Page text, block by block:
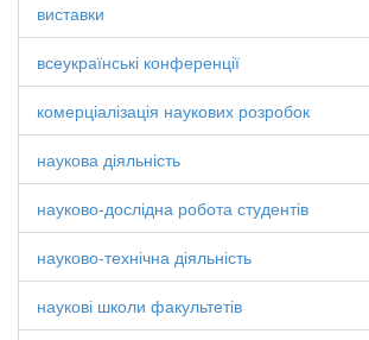
виставки
всеукраїнські конференції
комерціалізація наукових розробок
наукова діяльність
науково-дослідна робота студентів
науково-технічна діяльність
наукові школи факультетів